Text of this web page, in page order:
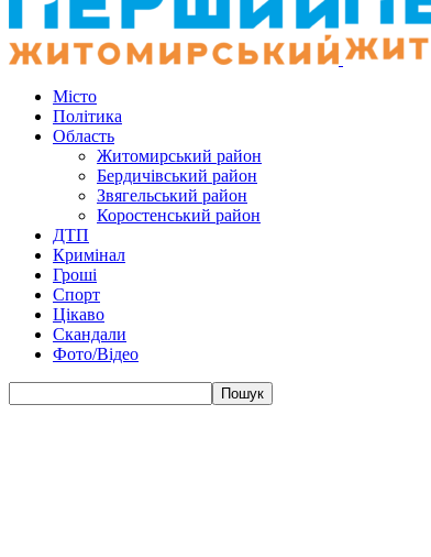
Місто
Політика
Область
Житомирський район
Бердичівський район
Звягельський район
Коростенський район
ДТП
Кримінал
Гроші
Спорт
Цікаво
Скандали
Фото/Відео